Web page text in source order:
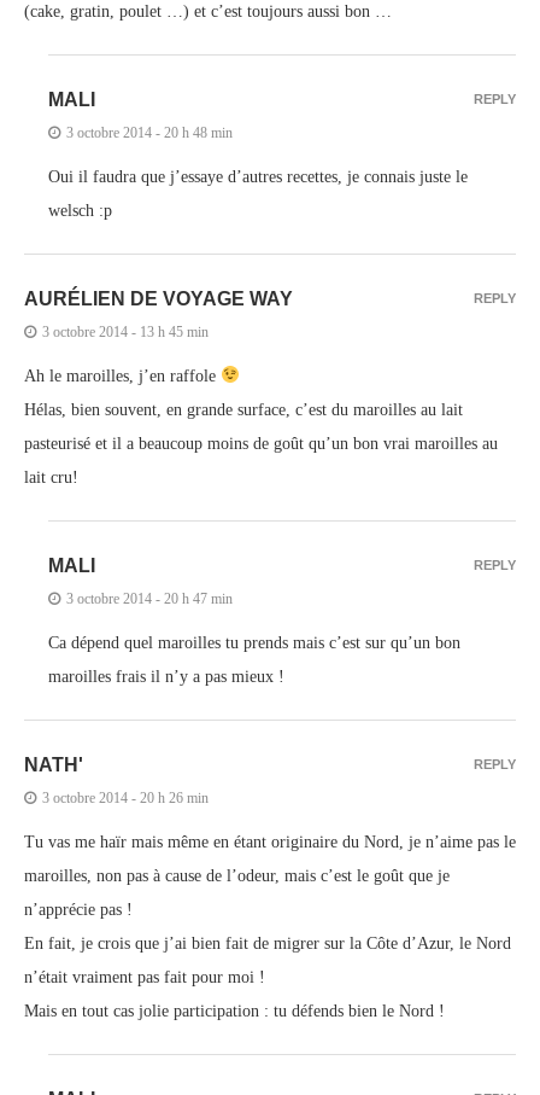
(cake, gratin, poulet …) et c’est toujours aussi bon …
MALI
3 octobre 2014 - 20 h 48 min
Oui il faudra que j’essaye d’autres recettes, je connais juste le
welsch :p
REPLY
AURÉLIEN DE VOYAGE WAY
3 octobre 2014 - 13 h 45 min
Ah le maroilles, j’en raffole
Hélas, bien souvent, en grande surface, c’est du maroilles au lait
pasteurisé et il a beaucoup moins de goût qu’un bon vrai maroilles au
lait cru!
REPLY
MALI
3 octobre 2014 - 20 h 47 min
Ca dépend quel maroilles tu prends mais c’est sur qu’un bon
maroilles frais il n’y a pas mieux !
REPLY
NATH'
3 octobre 2014 - 20 h 26 min
Tu vas me haïr mais même en étant originaire du Nord, je n’aime pas le
maroilles, non pas à cause de l’odeur, mais c’est le goût que je
n’apprécie pas !
En fait, je crois que j’ai bien fait de migrer sur la Côte d’Azur, le Nord
n’était vraiment pas fait pour moi !
Mais en tout cas jolie participation : tu défends bien le Nord !
REPLY